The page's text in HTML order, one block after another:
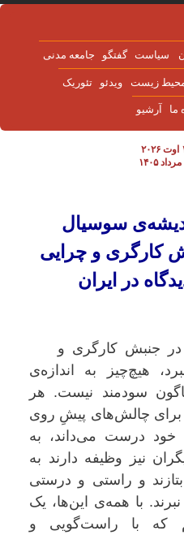
گفتگو جامعه مدنی
زیست ویدئو تئوریک
آرشیو
سوسیال دموکراسی
سوسیال
و چرایی
در ایران
جنبش کارگری و
هیچ‌چیز به اندازه‌ی
سودمند نیست. هر
چالش‌های پیشِ روی
درست می‌داند، به
نیز وظیفه دارند به
و راستی و درستی
با همه‌ی این‌ها، یک
که با راست‌گویی و